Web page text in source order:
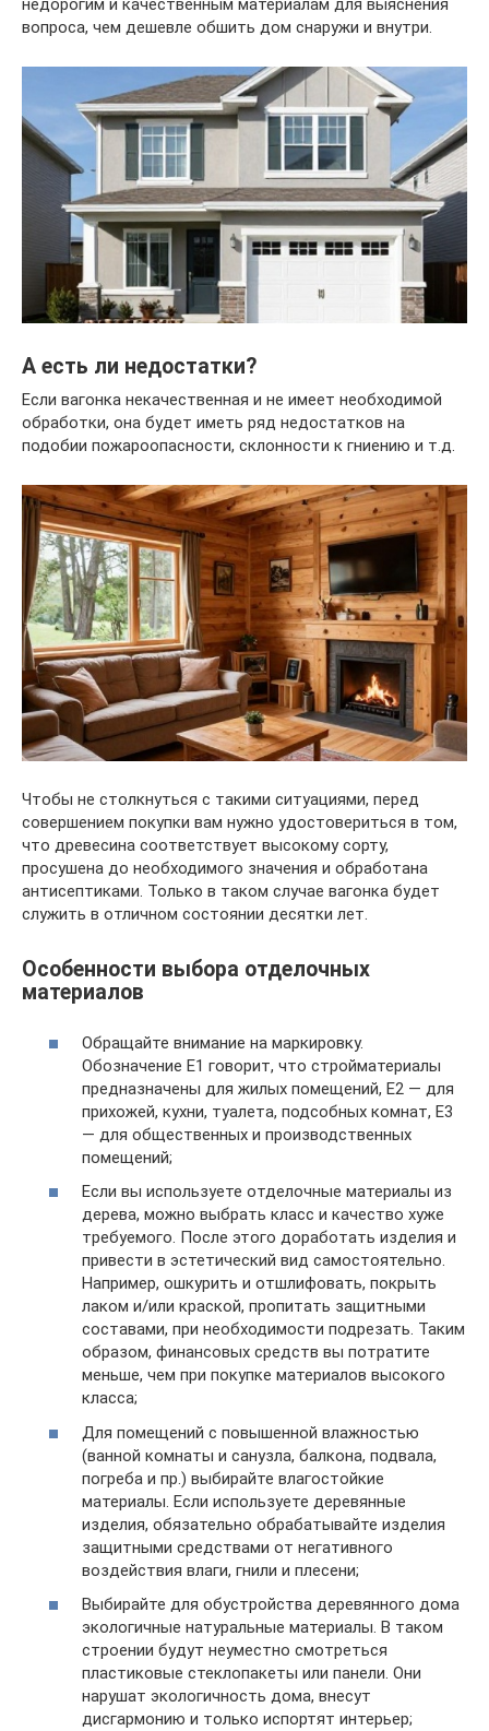
недорогим и качественным материалам для выяснения
вопроса, чем дешевле обшить дом снаружи и внутри.
А есть ли недостатки?
Если вагонка некачественная и не имеет необходимой
обработки, она будет иметь ряд недостатков на
подобии пожароопасности, склонности к гниению и т.д.
Чтобы не столкнуться с такими ситуациями, перед
совершением покупки вам нужно удостовериться в том,
что древесина соответствует высокому сорту,
просушена до необходимого значения и обработана
антисептиками. Только в таком случае вагонка будет
служить в отличном состоянии десятки лет.
Особенности выбора отделочных
материалов
Обращайте внимание на маркировку.
Обозначение Е1 говорит, что стройматериалы
предназначены для жилых помещений, Е2 — для
прихожей, кухни, туалета, подсобных комнат, Е3
— для общественных и производственных
помещений;
Если вы используете отделочные материалы из
дерева, можно выбрать класс и качество хуже
требуемого. После этого доработать изделия и
привести в эстетический вид самостоятельно.
Например, ошкурить и отшлифовать, покрыть
лаком и/или краской, пропитать защитными
составами, при необходимости подрезать. Таким
образом, финансовых средств вы потратите
меньше, чем при покупке материалов высокого
класса;
Для помещений с повышенной влажностью
(ванной комнаты и санузла, балкона, подвала,
погреба и пр.) выбирайте влагостойкие
материалы. Если используете деревянные
изделия, обязательно обрабатывайте изделия
защитными средствами от негативного
воздействия влаги, гнили и плесени;
Выбирайте для обустройства деревянного дома
экологичные натуральные материалы. В таком
строении будут неуместно смотреться
пластиковые стеклопакеты или панели. Они
нарушат экологичность дома, внесут
дисгармонию и только испортят интерьер;